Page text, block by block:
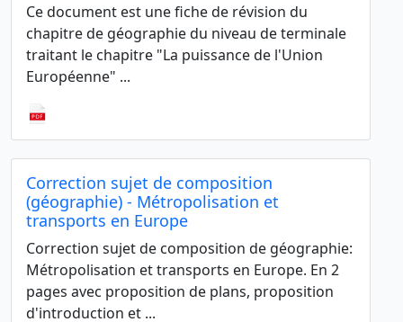
Ce document est une fiche de révision du
chapitre de géographie du niveau de terminale
traitant le chapitre "La puissance de l'Union
Européenne" ...
Correction sujet de composition
(géographie) - Métropolisation et
transports en Europe
Correction sujet de composition de géographie:
Métropolisation et transports en Europe. En 2
pages avec proposition de plans, proposition
d'introduction et ...